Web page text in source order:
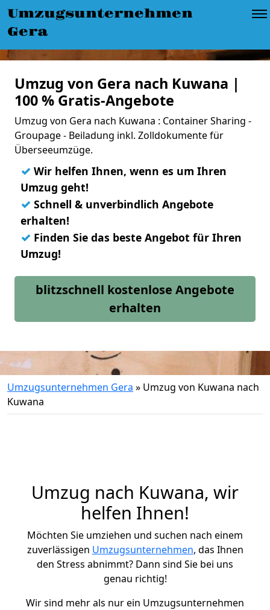
Umzugsunternehmen
Gera
Umzug von Gera nach Kuwana |
100 % Gratis-Angebote
Umzug von Gera nach Kuwana : Container Sharing -
Groupage - Beiladung inkl. Zolldokumente für
Überseeumzüge.
✓ Wir helfen Ihnen, wenn es um Ihren
Umzug geht!
✓ Schnell & unverbindlich Angebote
erhalten!
✓ Finden Sie das beste Angebot für Ihren
Umzug!
blitzschnell kostenlose Angebote
erhalten
Umzugsunternehmen Gera » Umzug von Kuwana nach
Kuwana
Umzug nach Kuwana, wir
helfen Ihnen!
Möchten Sie umziehen und suchen nach einem
zuverlässigen Umzugsunternehmen, das Ihnen
den Stress abnimmt? Dann sind Sie bei uns
genau richtig!
Wir sind mehr als nur ein Umzugsunternehmen